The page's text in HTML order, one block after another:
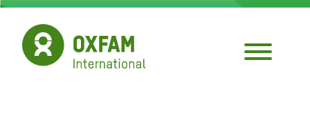
Pasar
contenido
principal